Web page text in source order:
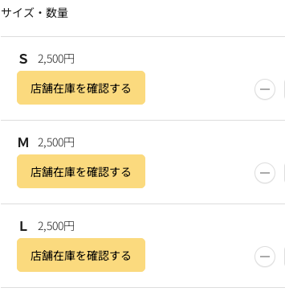
サイズ・数量
Ｓ
2,500円
店舗在庫を確認する
Ｍ 2,500円
店舗在庫を確認する
Ｌ
2,500円
店舗在庫を確認する